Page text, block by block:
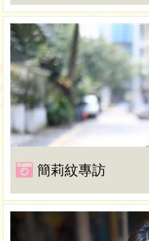
簡莉紋專訪